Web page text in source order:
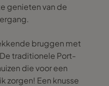
genieten van de
bruggen met
traditionele Port-
die voor een
zorgen! Een knusse